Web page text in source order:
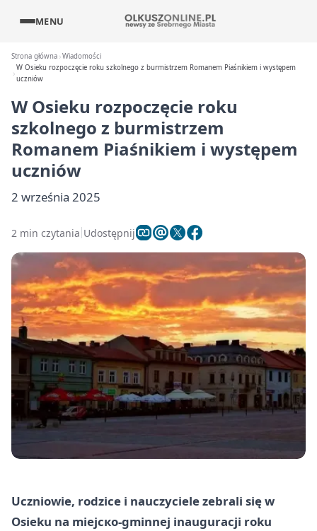
MENU
Strona główna Wiadomości
W Osieku rozpoczęcie roku szkolnego z burmistrzem Romanem Piaśnikiem i występem
uczniów
W Osieku rozpoczęcie roku
szkolnego z burmistrzem
Romanem Piaśnikiem i występem
uczniów
2 września 2025
2 min czytania Udostępnij
Uczniowie, rodzice i nauczyciele zebrali się w
Osieku na miejско‑gminnej inauguracji roku